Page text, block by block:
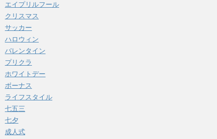
エイプリルフール
クリスマス
サッカー
ハロウィン
バレンタイン
プリクラ
ホワイトデー
ボーナス
ライフスタイル
七五三
七夕
成人式